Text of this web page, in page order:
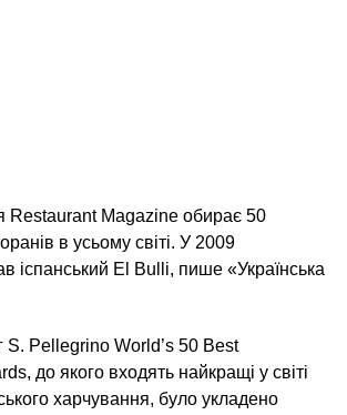
Restaurant Magazine обирає 50
в усьому світі. У 2009
іспанський El Bulli, пише «Українська
S. Pellegrino World’s 50 Best
до якого входять найкращі у світі
харчування, було укладено